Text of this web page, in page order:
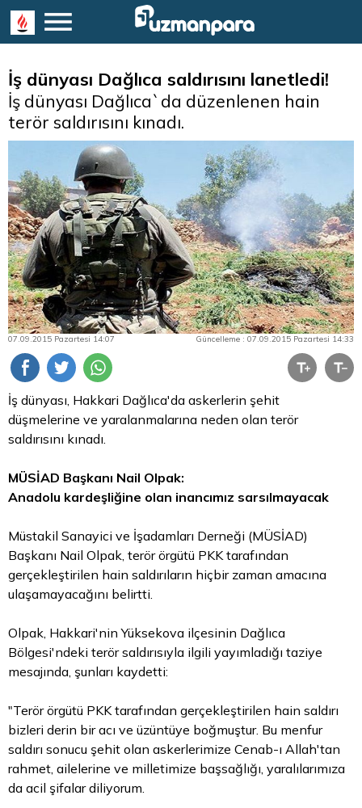
İş dünyası Dağlıca saldırısını lanetledi!
İş dünyası Dağlıca`da düzenlenen hain
terör saldırısını kınadı.
07.09.2015 Pazartesi 14:07 Güncelleme : 07.09.2015 Pazartesi 14:33
İş dünyası, Hakkari Dağlıca'da askerlerin şehit
düşmelerine ve yaralanmalarına neden olan terör
saldırısını kınadı.
MÜSİAD Başkanı Nail Olpak:
Anadolu kardeşliğine olan inancımız sarsılmayacak
Müstakil Sanayici ve İşadamları Derneği (MÜSİAD)
Başkanı Nail Olpak, terör örgütü PKK tarafından
gerçekleştirilen hain saldırıların hiçbir zaman amacına
ulaşamayacağını belirtti.
Olpak, Hakkari'nin Yüksekova ilçesinin Dağlıca
Bölgesi'ndeki terör saldırısıyla ilgili yayımladığı taziye
mesajında, şunları kaydetti:
"Terör örgütü PKK tarafından gerçekleştirilen hain saldırı
bizleri derin bir acı ve üzüntüye boğmuştur. Bu menfur
saldırı sonucu şehit olan askerlerimize Cenab-ı Allah'tan
rahmet, ailelerine ve milletimize başsağlığı, yaralılarımıza
da acil şifalar diliyorum.